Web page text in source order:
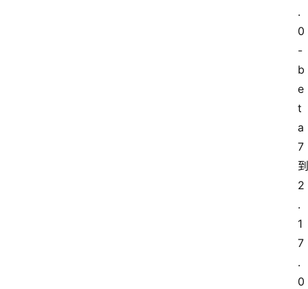
.
0
-
b
e
t
a
7
到
2
.
1
7
.
0